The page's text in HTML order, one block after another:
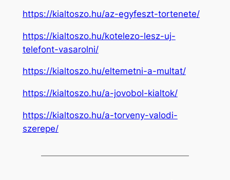
https://kialtoszo.hu/az-egyfeszt-tortenete/
https://kialtoszo.hu/kotelezo-lesz-uj-
telefont-vasarolni/
https://kialtoszo.hu/eltemetni-a-multat/
https://kialtoszo.hu/a-jovobol-kialtok/
https://kialtoszo.hu/a-torveny-valodi-
szerepe/